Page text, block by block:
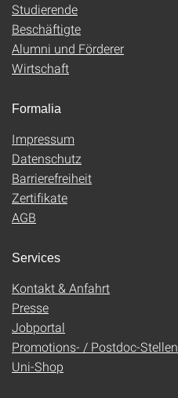
Studierende
Beschäftigte
Alumni und Förderer
Wirtschaft
Formalia
Impressum
Datenschutz
Barrierefreiheit
Zertifikate
AGB
Services
Kontakt & Anfahrt
Presse
Jobportal
Promotions- / Postdoc-Stellen
Uni-Shop